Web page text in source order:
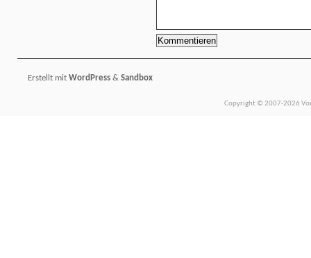
Erstellt mit WordPress & Sandbox
Copyright © 2007-2026